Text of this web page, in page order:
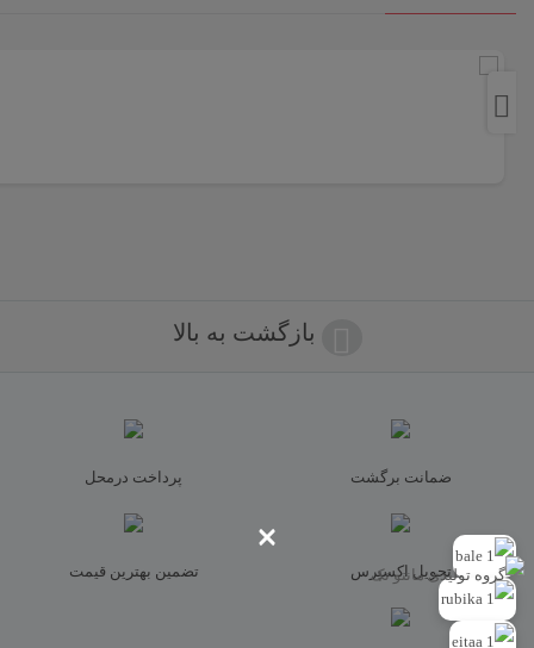
اولین نفری باشید که دیدگاهی را ارسال می کنید برای “مانتو ویسکوز کتان
یقه 3 سانت”
نام *
بازگشت به بالا
ضمانت برگشت پرداخت درمحل
تحویل اکسپرس تضمین بهترین قیمت
×